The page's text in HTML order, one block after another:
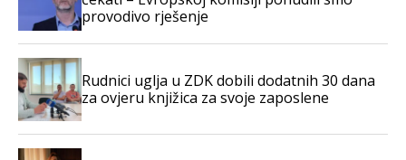
provodivo rješenje
Rudnici uglja u ZDK dobili dodatnih 30 dana
za ovjeru knjižica za svoje zaposlene